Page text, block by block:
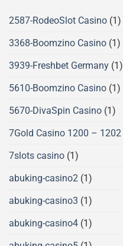
2587-RodeoSlot Casino (1)
3368-Boomzino Casino (1)
3939-Freshbet Germany (1)
5610-Boomzino Casino (1)
5670-DivaSpin Casino (1)
7Gold Casino 1200 – 1202
7slots casino (1)
abuking-casino2 (1)
abuking-casino3 (1)
abuking-casino4 (1)